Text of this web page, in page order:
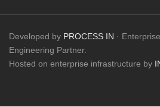
Developed by PROCESS IN ·
Engineering Partner.
Hosted on enterprise infrastructure by